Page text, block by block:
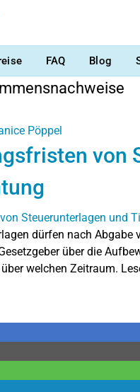
FAQ Blog
Pöppel
von
dürfen nach
über die
welchen Zeitraum.